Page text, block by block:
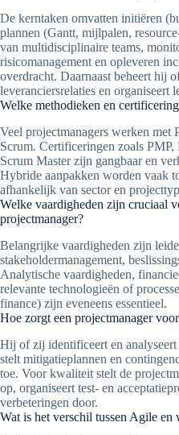
De kerntaken omvatten initiëren
plannen (Gantt, mijlpalen,
van multidisciplinaire teams,
risicomanagement en opleveren
overdracht. Daarnaast beheert hij
leveranciersrelaties en organiseert
Welke methodieken en
Veel projectmanagers werken
Scrum. Certificeringen zoals
Scrum Master zijn gangbaar en
Hybride aanpakken worden vaak
afhankelijk van sector en
Welke vaardigheden zijn cruciaal
projectmanager?
Belangrijke vaardigheden zijn
stakeholdermanagement,
Analytische vaardigheden,
relevante technologieën of
finance) zijn eveneens essentieel.
Hoe zorgt een projectmanager
Hij of zij identificeert en
stelt mitigatieplannen en
toe. Voor kwaliteit stelt de
op, organiseert test- en
verbeteringen door.
Wat is het verschil tussen Agile